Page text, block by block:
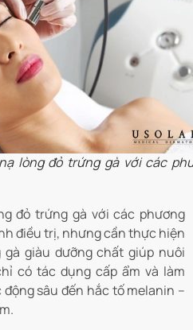
lòng đỏ trứng gà với các
đỏ trứng gà với các phương
điều trị, nhưng cần thực hiện
giàu dưỡng chất giúp nuôi
có tác dụng cấp ẩm và làm
sâu đến hắc tố melanin –